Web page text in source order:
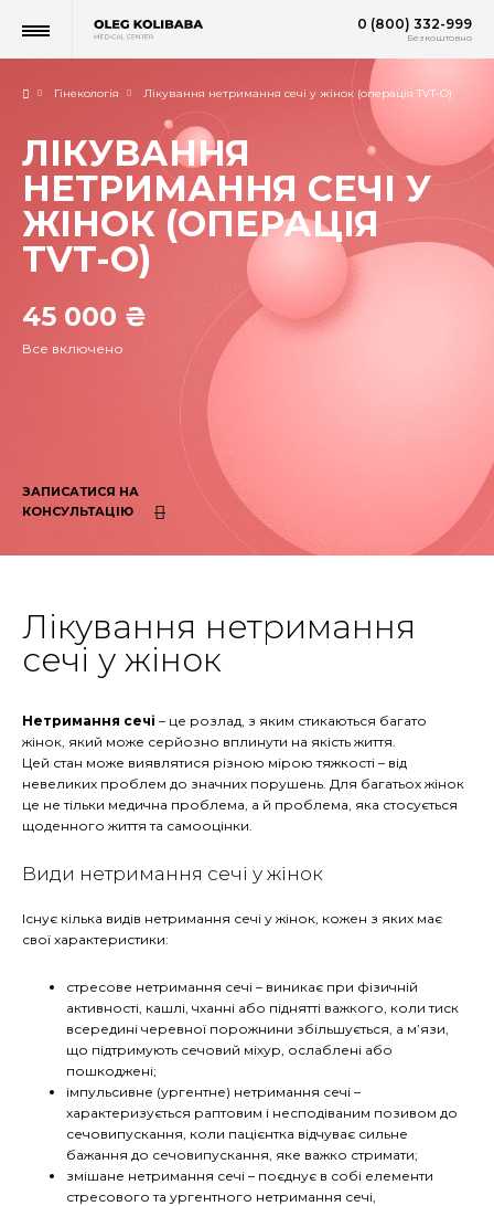
0 (800) 332-999
Безкоштовно
Гінекологія Лікування нетримання сечі у жінок (операція TVT-O)
ЛІКУВАННЯ
НЕТРИМАННЯ СЕЧІ У
ЖІНОК (ОПЕРАЦІЯ
TVT-O)
45 000 ₴
Все включено
ЗАПИСАТИСЯ НА
КОНСУЛЬТАЦІЮ
Лікування нетримання
сечі у жінок
Нетримання сечі – це розлад, з яким стикаються багато
жінок, який може серйозно вплинути на якість життя.
Цей стан може виявлятися різною мірою тяжкості – від
невеликих проблем до значних порушень. Для багатьох жінок
це не тільки медична проблема, а й проблема, яка стосується
щоденного життя та самооцінки.
Види нетримання сечі у жінок
Існує кілька видів нетримання сечі у жінок, кожен з яких має
свої характеристики:
стресове нетримання сечі – виникає при фізичній
активності, кашлі, чханні або піднятті важкого, коли тиск
всередині черевної порожнини збільшується, а м’язи,
що підтримують сечовий міхур, ослаблені або
пошкоджені;
імпульсивне (ургентне) нетримання сечі –
характеризується раптовим і несподіваним позивом до
сечовипускання, коли пацієнтка відчуває сильне
бажання до сечовипускання, яке важко стримати;
змішане нетримання сечі – поєднує в собі елементи
стресового та ургентного нетримання сечі,